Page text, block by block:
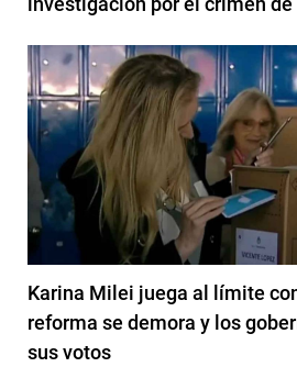
Karina Milei juega al límite
reforma se demora y los
sus votos